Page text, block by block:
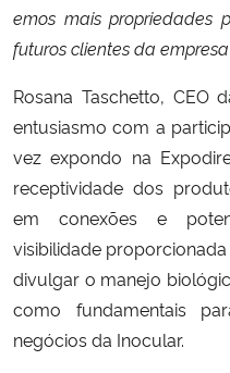
emos mais propriedades
futuros clientes da
Rosana Taschetto, CEO
entusiasmo com a
vez expondo na
receptividade dos
em conexões e
visibilidade
divulgar o manejo
como fundamentais
negócios da Inocular.